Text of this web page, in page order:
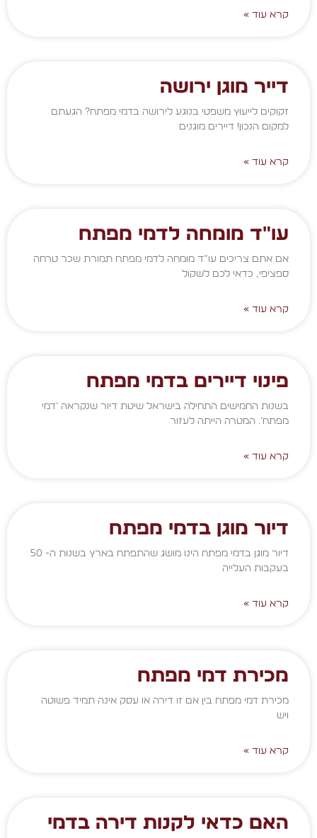
קרא עוד »
דייר מוגן ירושה
זקוקים לייעוץ משפטי בנוגע לירושה בדמי מפתח? הגעתם
למקום הנכון! דיירים מוגנים
קרא עוד »
עו"ד מומחה לדמי מפתח
אם אתם צריכים עו”ד מומחה לדמי מפתח תמורת שכר טרחה
ספציפי, כדאי לכם לשקול
קרא עוד »
פינוי דיירים בדמי מפתח
בשנות החמישים התחילה בישראל שיטת דיור שנקראה ‘דמי
מפתח’. המטרה הייתה לעזור
קרא עוד »
דיור מוגן בדמי מפתח
דיור מוגן בדמי מפתח הינו מושג שהתפתח בארץ בשנות ה- 50
בעקבות העלייה
קרא עוד »
מכירת דמי מפתח
מכירת דמי מפתח בין אם זו דירה או עסק אינה תמיד פשוטה
ויש
קרא עוד »
האם כדאי לקנות דירה בדמי